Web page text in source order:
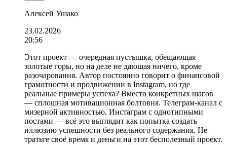
Алексей Ушако
23.02.2026
20:56
Этот проект — очередная пустышка, обещающая
золотые горы, но на деле не дающая ничего, кроме
разочарования. Автор постоянно говорит о финансовой
грамотности и продвижении в Instagram, но где
реальные примеры успеха? Вместо конкретных шагов
— сплошная мотивационная болтовня. Телеграм-канал с
мизерной активностью, Инстаграм с однотипными
постами — всё это выглядит как попытка создать
иллюзию успешности без реального содержания. Не
тратьте своё время и деньги на этот бесполезный проект.